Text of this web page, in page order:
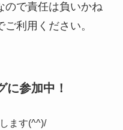
ので責任は負いかね
利用ください。
に参加中！
ます(^^)/